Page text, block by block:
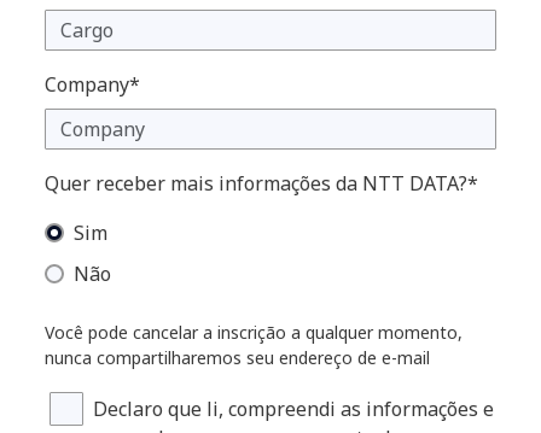
Company*
Quer receber mais informações da NTT DATA?*
Sim
Não
Você pode cancelar a inscrição a qualquer momento,
nunca compartilharemos seu endereço de e-mail
Declaro que li, compreendi as informações e